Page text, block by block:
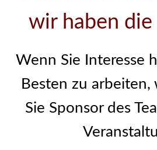
wir haben die
Wenn Sie Interesse
Besten zu arbeiten,
Sie Sponsor des